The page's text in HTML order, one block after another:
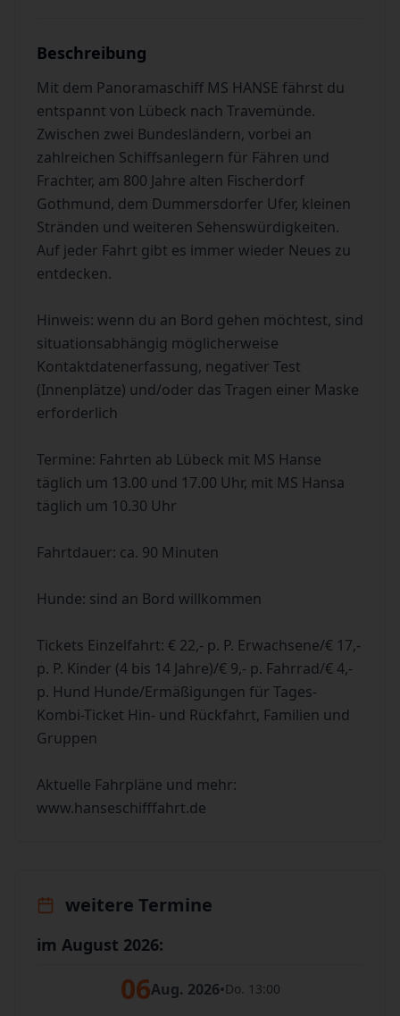
Beschreibung
Mit dem Panoramaschiff MS HANSE fährst du
entspannt von Lübeck nach Travemünde.
Zwischen zwei Bundesländern, vorbei an
zahlreichen Schiffsanlegern für Fähren und
Frachter, am 800 Jahre alten Fischerdorf
Gothmund, dem Dummersdorfer Ufer, kleinen
Stränden und weiteren Sehenswürdigkeiten.
Auf jeder Fahrt gibt es immer wieder Neues zu
entdecken.
Hinweis: wenn du an Bord gehen möchtest, sind
situationsabhängig möglicherweise
Kontaktdatenerfassung, negativer Test
(Innenplätze) und/oder das Tragen einer Maske
erforderlich
Termine: Fahrten ab Lübeck mit MS Hanse
täglich um 13.00 und 17.00 Uhr, mit MS Hansa
täglich um 10.30 Uhr
Fahrtdauer: ca. 90 Minuten
Hunde: sind an Bord willkommen
Tickets Einzelfahrt: € 22,- p. P. Erwachsene/€ 17,-
p. P. Kinder (4 bis 14 Jahre)/€ 9,- p. Fahrrad/€ 4,-
p. Hund Hunde/Ermäßigungen für Tages-
Kombi-Ticket Hin- und Rückfahrt, Familien und
Gruppen
Aktuelle Fahrpläne und mehr:
www.hanseschifffahrt.de
weitere Termine
im August 2026:
06Aug. 2026•Do. 13:00